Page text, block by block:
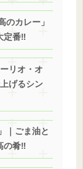
カレー」
定番‼
リオ・オ
げるシン
｜ごま油と
の肴‼